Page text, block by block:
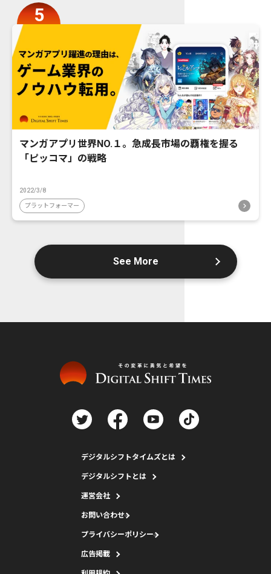
マンガアプリ世界NO.１。急成長市場の覇権を握る
「ピッコマ」の戦略
2022/3/8
プラットフォーマー
See More
デジタルシフトタイムズとは
デジタルシフトとは
運営会社
お問い合わせ
プライバシーポリシー
広告掲載